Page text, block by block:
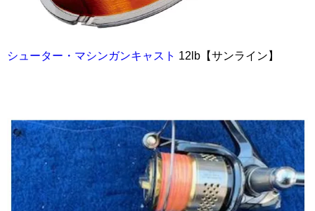
シューター・マシンガンキャスト 12lb【サンライン】